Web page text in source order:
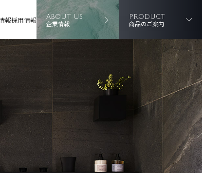
報採用情報 ABOUT US
企業情報
PRODUCT
商品のご案内